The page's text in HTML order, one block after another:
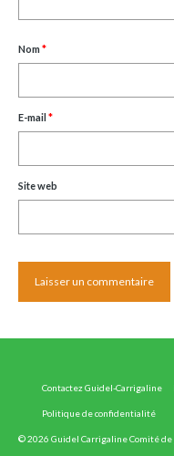
Nom*
E-mail *
Site web
Contactez Guidel-Carrigaline
Politique de confidentialité
© 2026 Guidel Carrigaline Comité